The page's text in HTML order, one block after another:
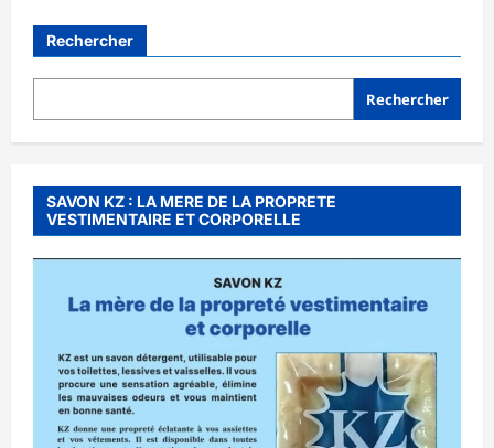
Rechercher
Rechercher
SAVON KZ : LA MERE DE LA PROPRETE
VESTIMENTAIRE ET CORPORELLE